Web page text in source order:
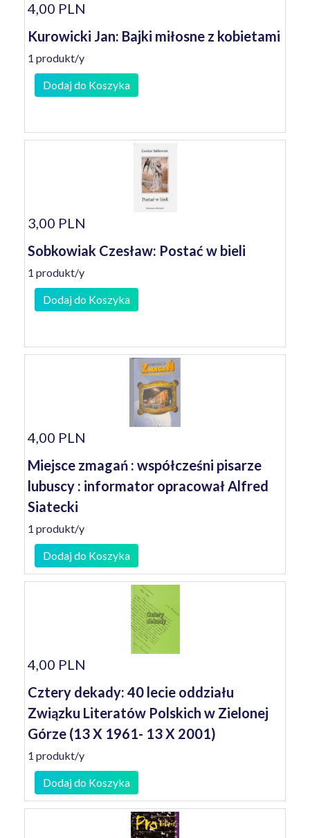
4,00 PLN
Kurowicki Jan: Bajki miłosne z kobietami
1 produkt/y
Dodaj do Koszyka
3,00 PLN
Sobkowiak Czesław: Postać w bieli
1 produkt/y
Dodaj do Koszyka
4,00 PLN
Miejsce zmagań : współcześni pisarze
lubuscy : informator opracował Alfred
Siatecki
1 produkt/y
Dodaj do Koszyka
4,00 PLN
Cztery dekady: 40 lecie oddziału
Związku Literatów Polskich w Zielonej
Górze (13 X 1961- 13 X 2001)
1 produkt/y
Dodaj do Koszyka